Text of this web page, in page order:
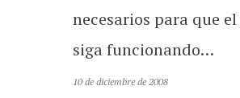
necesarios para que
siga funcionando…
10 de diciembre de 2008